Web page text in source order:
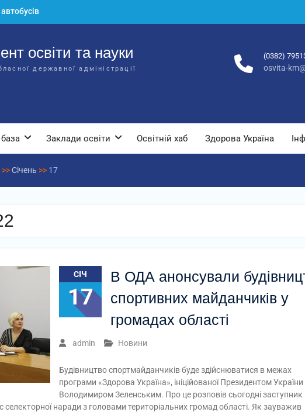
обласної
для освіти та науки
державної адміністрації
(0382)
osvita-
Заклади освіти Освітній хаб Здорова Україна
>>Січень >> 17
СІЧ
17
В ОДА анонсували
спортивних майданчиків у
громадах області
admin Новини
Будівництво спортмайданчиків буде здійснюватися в межах
програми «Здорова Україна», ініційованої Президентом України
Володимиром Зеленським. Про це розповів сьогодні заступник
селекторної наради з головами територіальних громад області. Як зауважив